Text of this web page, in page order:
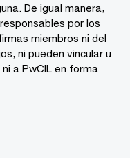
De igual manera,
por los
miembros ni del
ni pueden vincular u
a PwCIL en forma